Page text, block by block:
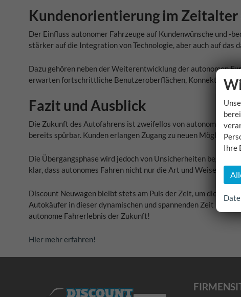
Kundenorientierung im Zeitalter
Der Einfluss autonomer Fahrzeuge auf Kundenwünsche und
stärker auf die Integration von Technologie, aber auch auf das
Dazu gehören neben der Weiterentwicklung der autonomen
erwarten fortschrittliche Benutzeroberflächen, Konnektivität
Fazit und Ausblick
Die Zukunft des Autofahrens ist zweifellos von autonomen
bereits spürbar. Kunden erlangen Zugang zu neuen
Die Übergangsphase wird jedoch von Unsicherheiten
klar, dass autonomes Fahren nicht nur die Art und Weise
Discount Neuwagen bleibt stets am Puls der Zeit, um diese
Autokäufer in dieser dynamischen und spannenden Zeit
autonome Fahrerlebnis der Zukunft!
Hier mehr erfahren!
Ihre